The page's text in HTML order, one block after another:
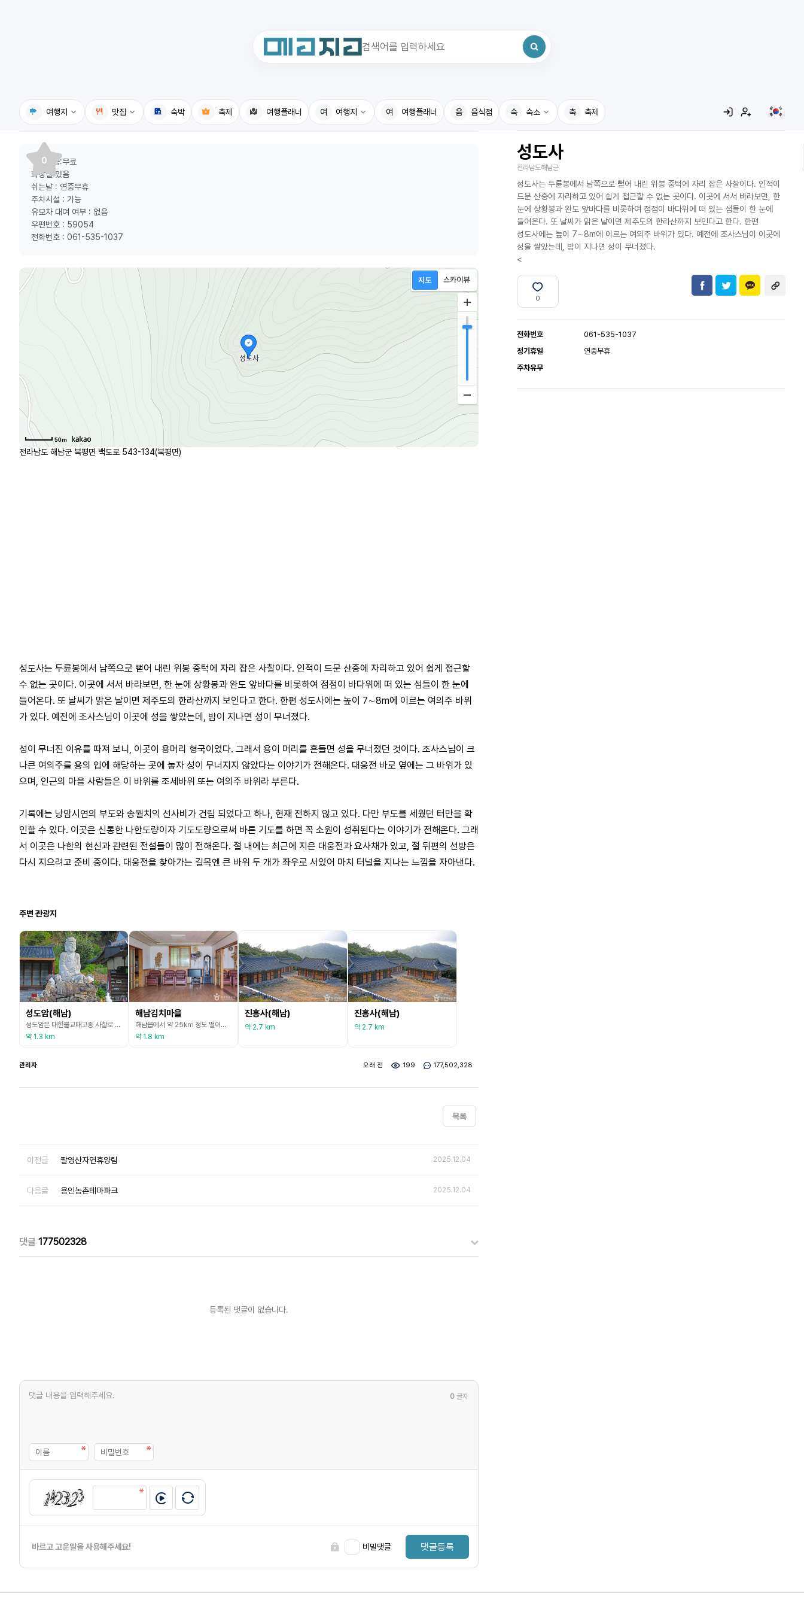
여행지
국내여행지
휴게소
전기충전소
식물도감
맛집 숙박 축제 여행플래너 여 여행지 여 여행플래너 음 음식점 숙 숙소
국내맛집
고수의레시피
음식용어사전
축 축제
최근 검색어가 없습니다.
성도사
전라남도해남군
성도사는 두륜봉에서 남쪽으로 뻗어 내린 위봉 중턱에 자리 잡은 사찰이다. 인적이
드문 산중에 자리하고 있어 쉽게 접근할 수 없는 곳이다. 이곳에 서서 바라보면, 한
눈에 상황봉과 완도 앞바다를 비롯하여 점점이 바다위에 떠 있는 섬들이 한 눈에
들어온다. 또 날씨가 맑은 날이면 제주도의 한라산까지 보인다고 한다. 한편
성도사에는 높이 7∼8m에 이르는 여의주 바위가 있다. 예전에 조사스님이 이곳에
성을 쌓았는데, 밤이 지나면 성이 무너졌다.
<
0
전화번호
061-535-1037
정기휴일
연중무휴
주차유무
0
주차요금:무료
화장실:있음
쉬는날 : 연중무휴
주차시설 : 가능
유모차 대여 여부 : 없음
우편번호 : 59054
전화번호 : 061-535-1037
50m
전라남도 해남군 북평면 백도로 543-134(북평면)
성도사는 두륜봉에서 남쪽으로 뻗어 내린 위봉 중턱에 자리 잡은 사찰이다. 인적이 드문 산중에 자리하고 있어 쉽게 접근할
수 없는 곳이다. 이곳에 서서 바라보면, 한 눈에 상황봉과 완도 앞바다를 비롯하여 점점이 바다위에 떠 있는 섬들이 한 눈에
들어온다. 또 날씨가 맑은 날이면 제주도의 한라산까지 보인다고 한다. 한편 성도사에는 높이 7∼8m에 이르는 여의주 바위
가 있다. 예전에 조사스님이 이곳에 성을 쌓았는데, 밤이 지나면 성이 무너졌다.
성이 무너진 이유를 따져 보니, 이곳이 용머리 형국이었다. 그래서 용이 머리를 흔들면 성을 무너졌던 것이다. 조사스님이 크
나큰 여의주를 용의 입에 해당하는 곳에 놓자 성이 무너지지 않았다는 이야기가 전해온다. 대웅전 바로 옆에는 그 바위가 있
으며, 인근의 마을 사람들은 이 바위를 조세바위 또는 여의주 바위라 부른다.
기록에는 낭암시연의 부도와 송월치익 선사비가 건립 되었다고 하나, 현재 전하지 않고 있다. 다만 부도를 세웠던 터만을 확
인할 수 있다. 이곳은 신통한 나한도량이자 기도도량으로써 바른 기도를 하면 꼭 소원이 성취된다는 이야기가 전해온다. 그래
서 이곳은 나한의 현신과 관련된 전설들이 많이 전해온다. 절 내에는 최근에 지은 대웅전과 요사채가 있고, 절 뒤편의 선방은
다시 지으려고 준비 중이다. 대웅전을 찾아가는 길목엔 큰 바위 두 개가 좌우로 서있어 마치 터널을 지나는 느낌을 자아낸다.
주변 관광지
성도암(해남)
성도암은 대한불교태고종 사찰로 동해 저수지 아래에 위치하고 있다. 절의 창건은 약 100년 전 제주양씨 집안의 부인이 계시에 의해 이곳에서 기도를 하고 아들을 얻은 뒤 절을 지었다고 한다. 그 뒤 절의 건물은 일제강점기와 여순반란사건을 거치면서 불타 없어지기도 했다. 1972년 지금의 동해저수지가 들어선 곳으로 옮겼으며, 1974년에는 태고종 사찰이 되었다. 이후 동해저수지 공사가 시작되어 일대가 수몰 지역이 되자 1994년 다시 지금의 자리로 옮겨 현
약 1.3 km
해남김치마을
해남읍에서 약 25㎞ 정도 떨어진 김치마을은 두륜산 자락에 위치하고 있어 자연친화적인 모습을 그대로 간직하고 있으며, 전통 돌담길, 오염되지 않은 바다, 넓은 들판, 마을 입구에서부터 보이는 공통그림이 있는 저수지까지 김치마을은 마을의 요소를 잘 다듬어 계절별 특색 있는 체험으로 찾아오는 방문객들에게 많은 즐거움을 주고 있다. 또한, 주변에 강진의 청자 관광지, 땅끝 관광지, 완도 등 많은 관광지가 있어 마을의 체험 프로그램과 연계한 테마관광지로 각광을
약 1.8 km
진흥사(해남)
약 2.7 km
진흥사(해남)
약 2.7 km
관리자 오래 전 199 177,502,328
목록
이전글 팔영산자연휴양림 2025.12.04
다음글 용인농촌테마파크 2025.12.04
댓글 177502328
등록된 댓글이 없습니다.
0 글자
바르고 고운말을 사용해주세요! 비밀댓글 댓글등록